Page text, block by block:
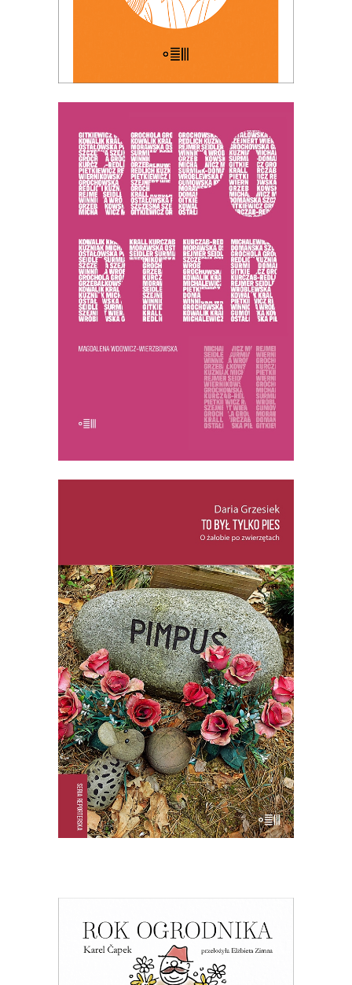
PREMIERA 25 listopada 2025
69.00zł 34.50 zł
E-BOOK DO KOSZYKA
TO BYŁ TYLKO PIES (ebook)
PREMIERA: 22 PAŹDZIERNIKA 2025
54.99zł 27.50zł
E-BOOK DO KOSZYKA
ROK OGRODNIKA (ebook)